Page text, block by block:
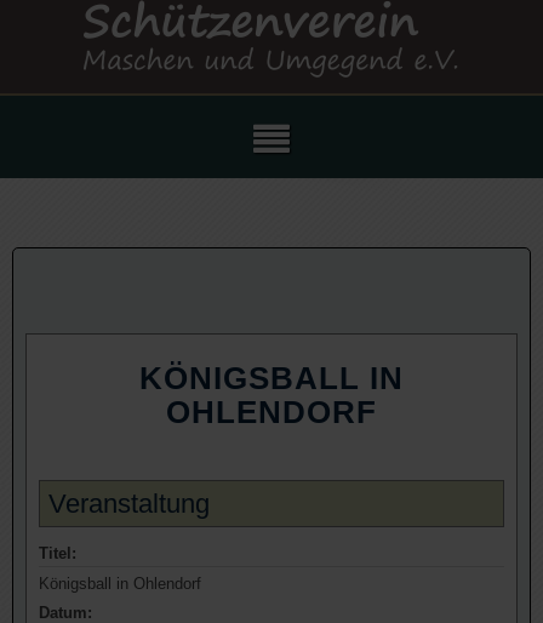
KÖNIGSBALL IN
OHLENDORF
Veranstaltung
Titel:
Königsball in Ohlendorf
Datum: